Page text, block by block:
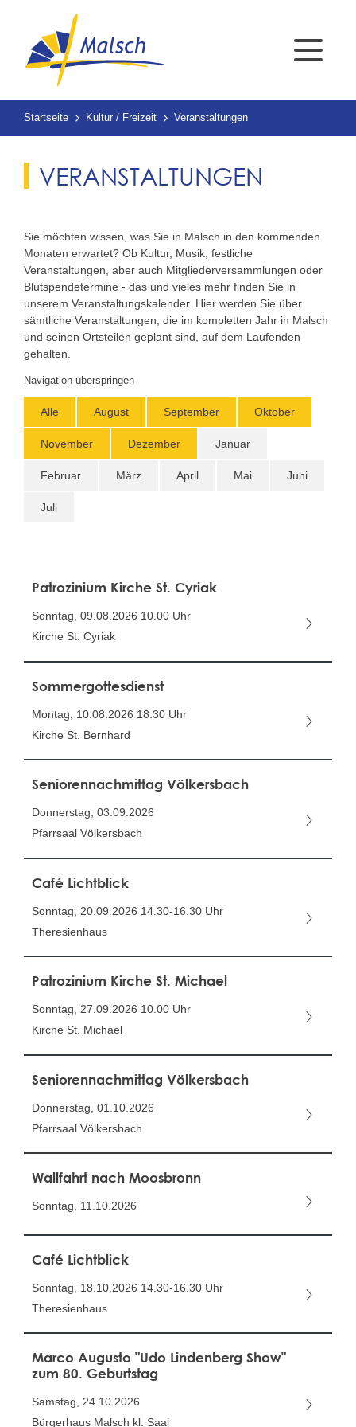
Startseite Kultur / Freizeit Veranstaltungen
VERANSTALTUNGEN
Sie möchten wissen, was Sie in Malsch in den kommenden
Monaten erwartet? Ob Kultur, Musik, festliche
Veranstaltungen, aber auch Mitgliederversammlungen oder
Blutspendetermine - das und vieles mehr finden Sie in
unserem Veranstaltungskalender. Hier werden Sie über
sämtliche Veranstaltungen, die im kompletten Jahr in Malsch
und seinen Ortsteilen geplant sind, auf dem Laufenden
gehalten.
Navigation überspringen
Alle August September Oktober
November Dezember Januar
Februar März April Mai Juni
Juli
Patrozinium Kirche St. Cyriak
Sonntag, 09.08.2026 10.00 Uhr
Kirche St. Cyriak
Sommergottesdienst
Montag, 10.08.2026 18.30 Uhr
Kirche St. Bernhard
Seniorennachmittag Völkersbach
Donnerstag, 03.09.2026
Pfarrsaal Völkersbach
Café Lichtblick
Sonntag, 20.09.2026 14.30-16.30 Uhr
Theresienhaus
Patrozinium Kirche St. Michael
Sonntag, 27.09.2026 10.00 Uhr
Kirche St. Michael
Seniorennachmittag Völkersbach
Donnerstag, 01.10.2026
Pfarrsaal Völkersbach
Wallfahrt nach Moosbronn
Sonntag, 11.10.2026
Café Lichtblick
Sonntag, 18.10.2026 14.30-16.30 Uhr
Theresienhaus
Marco Augusto "Udo Lindenberg Show"
zum 80. Geburtstag
Samstag, 24.10.2026
Bürgerhaus Malsch kl. Saal